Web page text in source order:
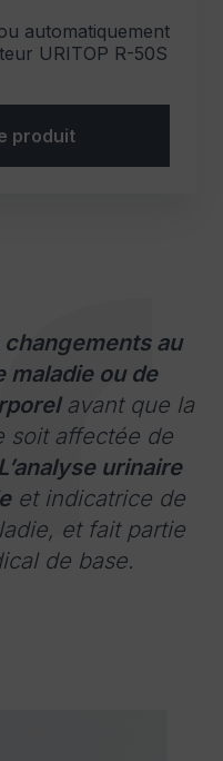
automatiquement
URITOP R-50S
produit
changements au
maladie ou de
avant que la
soit affectée de
L’analyse urinaire
et indicatrice de
et fait partie
de base.